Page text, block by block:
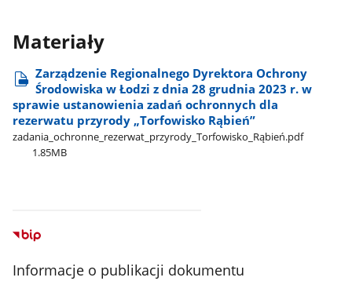
Materiały
Zarządzenie Regionalnego Dyrektora Ochrony
Środowiska w Łodzi z dnia 28 grudnia 2023 r. w
sprawie ustanowienia zadań ochronnych dla
rezerwatu przyrody „Torfowisko Rąbień”
zadania​_ochronne​_rezerwat​_przyrody​_Torfowisko​_Rąbień.pdf
1.85MB
Informacje o publikacji dokumentu